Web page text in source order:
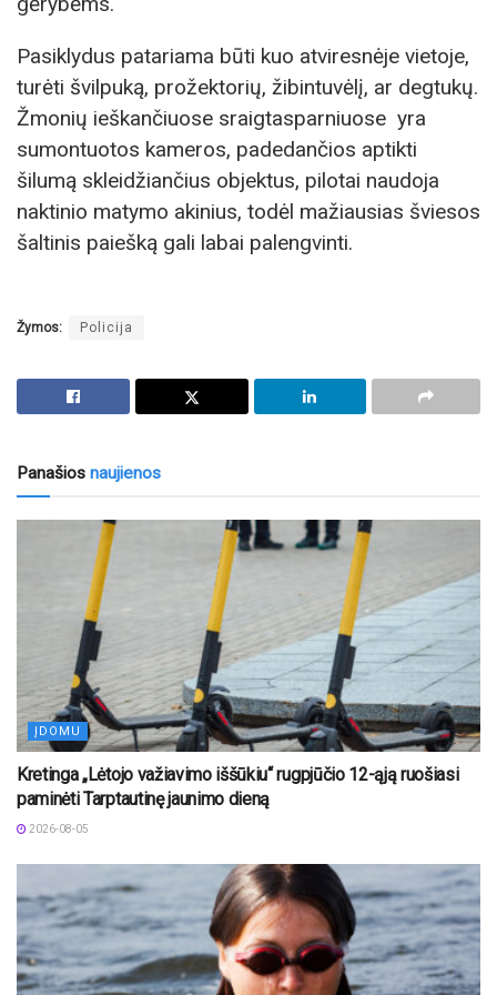
Pasiklydus patariama būti kuo atviresnėje vietoje,
turėti švilpuką, prožektorių, žibintuvėlį, ar degtukų.
Žmonių ieškančiuose sraigtasparniuose yra
sumontuotos kameros, padedančios aptikti
šilumą skleidžiančius objektus, pilotai naudoja
naktinio matymo akinius, todėl mažiausias šviesos
šaltinis paiešką gali labai palengvinti.
Žymos: Policija
Panašios naujienos
ĮDOMU
Kretinga „Lėtojo važiavimo iššūkiu“ rugpjūčio 12-ąją ruošiasi
paminėti Tarptautinę jaunimo dieną
2026-08-05